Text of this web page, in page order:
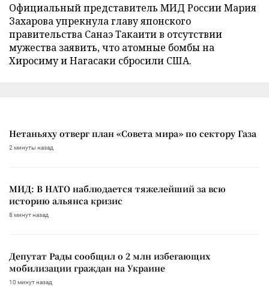
Официальный представитель МИД России Мария
Захарова упрекнула главу японского
правительства Санаэ Такаити в отсутствии
мужества заявить, что атомные бомбы на
Хиросиму и Нагасаки сбросили США.
Нетаньяху отверг план «Совета мира» по сектору Газа
2 минуты назад
МИД: В НАТО наблюдается тяжелейший за всю
историю альянса кризис
8 минут назад
Депутат Рады сообщил о 2 млн избегающих
мобилизации граждан на Украине
10 минут назад